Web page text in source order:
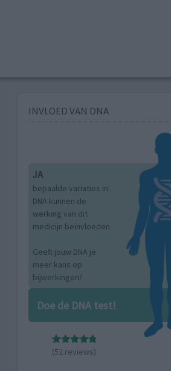
INVLOED VAN DNA
JA
bepaalde variaties in
DNA kunnen de
werking van dit
medicijn beïnvloeden.
Geeft jouw DNA je
meer kans op
bijwerkingen?
Doe de DNA test!
(52 reviews)